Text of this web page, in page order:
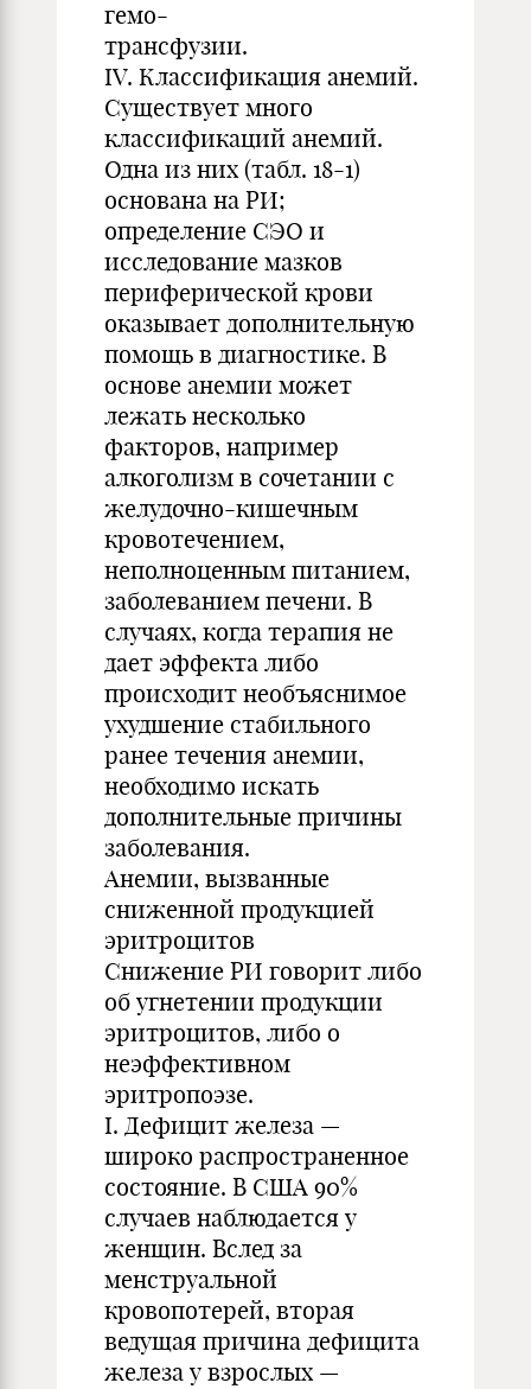
гемо-
трансфузии.
IV. Классификация анемий.
Существует много
классификаций анемий.
Одна из них (табл. 18-1)
основана на РИ;
определение СЭО и
исследование мазков
периферической крови
оказывает дополнительную
помощь в диагностике. В
основе анемии может
лежать несколько
факторов, например
алкоголизм в сочетании с
желудочно-кишечным
кровотечением,
неполноценным питанием,
заболеванием печени. В
случаях, когда терапия не
дает эффекта либо
происходит необъяснимое
ухудшение стабильного
ранее течения анемии,
необходимо искать
дополнительные причины
заболевания.
Анемии, вызванные
сниженной продукцией
эритроцитов
Снижение РИ говорит либо
об угнетении продукции
эритроцитов, либо о
неэффективном
эритропоэзе.
I. Дефицит железа —
широко распространенное
состояние. В США 90%
случаев наблюдается у
женщин. Вслед за
менструальной
кровопотерей, вторая
ведущая причина дефицита
железа у взрослых —